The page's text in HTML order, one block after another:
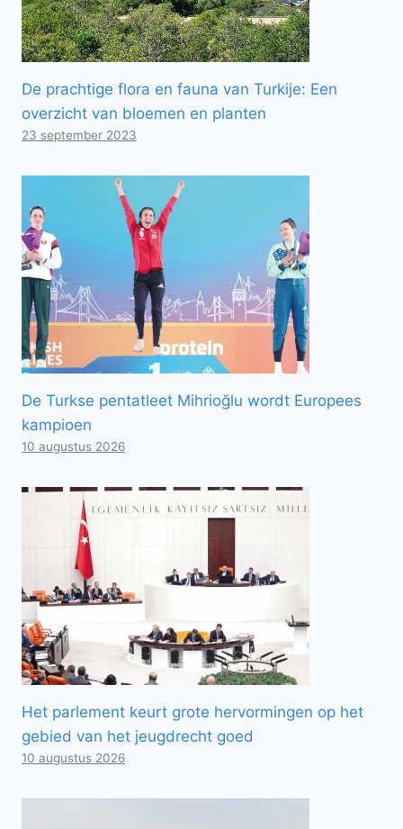
De prachtige flora en fauna van Turkije: Een
overzicht van bloemen en planten
23 september 2023
De Turkse pentatleet Mihrioğlu wordt Europees
kampioen
10 augustus 2026
Het parlement keurt grote hervormingen op het
gebied van het jeugdrecht goed
10 augustus 2026